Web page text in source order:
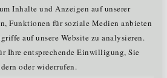
Inhalte und Anzeigen auf unserer
Funktionen für soziale Medien anbieten
auf unsere Website zu analysieren.
Ihre entsprechende Einwilligung, Sie
oder widerrufen.
Tiroler Maschinenbau-Betrieb,
Messtoleranz beim
einer Kurbelwelle, sondern
diesem Begriff versammeln sich
die fehlerbehaftet,